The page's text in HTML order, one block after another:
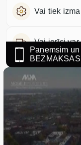
Vai tiek
Vai ierīci
Paņemsim
BEZMAKSAS